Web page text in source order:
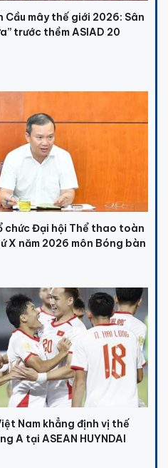
Cầu mây thế giới 2026: Sân
trước thềm ASIAD 20
chức Đại hội Thể thao toàn
X năm 2026 môn Bóng bàn
Nam khẳng định vị thế
A tại ASEAN HUYNDAI